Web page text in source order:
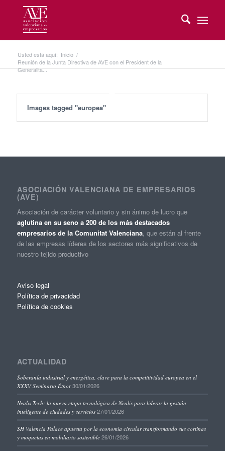
Usted está aquí: Inicio /
Reunión de la Junta Directiva de AVE con el President de la
Generalita...
Images tagged "europea"
ASOCIACIÓN VALENCIANA DE EMPRESARIOS
(AVE)
Asociación de carácter voluntario y sin ánimo de lucro que
aglutina en su seno a 200 de los más destacados
empresarios de la Comunitat Valenciana, que están al frente
de las empresas líderes de los sectores más significativos de
nuestro tejido productivo
Aviso legal
Política de privacidad
Política de cookies
ACTUALIDAD
Soberanía industrial y energética, clave para la competitividad europea en el
XXXV Seminario Étnor 30/01/2026
Nealis Tech: la nueva etapa tecnológica de Nealis para liderar la gestión
inteligente de ciudades y servicios 27/01/2026
SH Valencia Palace apuesta por la economía circular transformando sus cortinas
y moquetas en mobiliario sostenible 26/01/2026